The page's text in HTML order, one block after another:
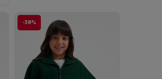
-38%